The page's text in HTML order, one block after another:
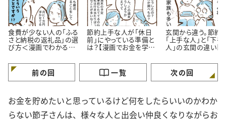
食費が少ない人の「ふる
さと納税の返礼品」の選
び方＜漫画でわかるお
節約上手な人が「休日
前」にやっている準備と
は？【漫画でお金を学
玄関から違う。節約
「上手な人」と「下
人」の玄関の違い【
前の回 一覧 次の回
お金を貯めたいと思っているけど何をしたらいいのかわか
らない節子さんは、様々な人と出会い仲良くなりながらお